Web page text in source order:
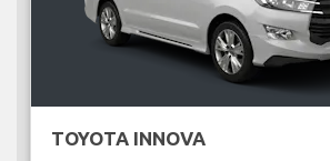
TOYOTA INNOVA